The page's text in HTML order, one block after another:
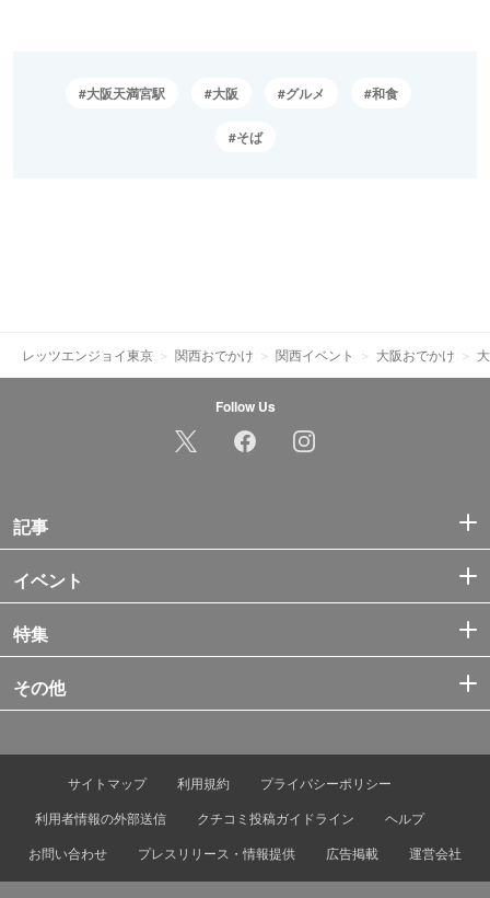
大阪天満宮駅 大阪 グルメ 和食
そば
レッツエンジョイ東京 関西おでかけ 関西イベント 大阪おでかけ
Follow Us
記事
イベント
特集
その他
サイトマップ 利用規約
プライバシーポリシー
利用者情報の外部送信
クチコミ投稿ガイドライン
ヘルプ
お問い合わせ
プレスリリース・情報提供 広告掲載 運営会社